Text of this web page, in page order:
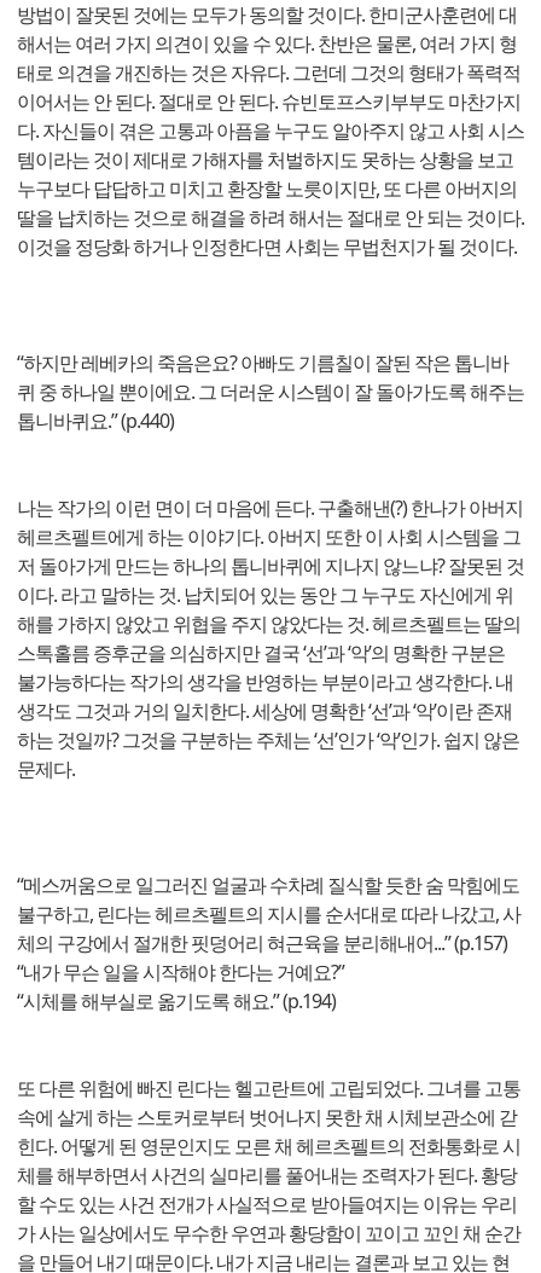
방법이 잘못된 것에는 모두가 동의할 것이다. 한미군사훈련에 대
해서는 여러 가지 의견이 있을 수 있다. 찬반은 물론, 여러 가지 형
태로 의견을 개진하는 것은 자유다. 그런데 그것의 형태가 폭력적
이어서는 안 된다. 절대로 안 된다. 슈빈토프스키부부도 마찬가지
다. 자신들이 겪은 고통과 아픔을 누구도 알아주지 않고 사회 시스
템이라는 것이 제대로 가해자를 처벌하지도 못하는 상황을 보고
누구보다 답답하고 미치고 환장할 노릇이지만, 또 다른 아버지의
딸을 납치하는 것으로 해결을 하려 해서는 절대로 안 되는 것이다.
이것을 정당화 하거나 인정한다면 사회는 무법천지가 될 것이다.
“하지만 레베카의 죽음은요? 아빠도 기름칠이 잘된 작은 톱니바
퀴 중 하나일 뿐이에요. 그 더러운 시스템이 잘 돌아가도록 해주는
톱니바퀴요.” (p.440)
나는 작가의 이런 면이 더 마음에 든다. 구출해낸(?) 한나가 아버지
헤르츠펠트에게 하는 이야기다. 아버지 또한 이 사회 시스템을 그
저 돌아가게 만드는 하나의 톱니바퀴에 지나지 않느냐? 잘못된 것
이다. 라고 말하는 것. 납치되어 있는 동안 그 누구도 자신에게 위
해를 가하지 않았고 위협을 주지 않았다는 것. 헤르츠펠트는 딸의
스톡홀름 증후군을 의심하지만 결국 ‘선’과 ‘악’의 명확한 구분은
불가능하다는 작가의 생각을 반영하는 부분이라고 생각한다. 내
생각도 그것과 거의 일치한다. 세상에 명확한 ‘선’과 ‘악’이란 존재
하는 것일까? 그것을 구분하는 주체는 ‘선’인가 ‘악’인가. 쉽지 않은
문제다.
“메스꺼움으로 일그러진 얼굴과 수차례 질식할 듯한 숨 막힘에도
불구하고, 린다는 헤르츠펠트의 지시를 순서대로 따라 나갔고, 사
체의 구강에서 절개한 핏덩어리 혀근육을 분리해내어...” (p.157)
“내가 무슨 일을 시작해야 한다는 거예요?”
“시체를 해부실로 옮기도록 해요.” (p.194)
또 다른 위험에 빠진 린다는 헬고란트에 고립되었다. 그녀를 고통
속에 살게 하는 스토커로부터 벗어나지 못한 채 시체보관소에 갇
힌다. 어떻게 된 영문인지도 모른 채 헤르츠펠트의 전화통화로 시
체를 해부하면서 사건의 실마리를 풀어내는 조력자가 된다. 황당
할 수도 있는 사건 전개가 사실적으로 받아들여지는 이유는 우리
가 사는 일상에서도 무수한 우연과 황당함이 꼬이고 꼬인 채 순간
을 만들어 내기 때문이다. 내가 지금 내리는 결론과 보고 있는 현